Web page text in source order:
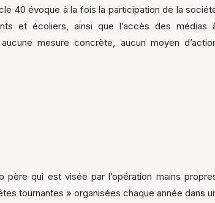
40 évoque à la fois la participation de la
et écoliers, ainsi que l’accès des médias
mesure concrète, aucun moyen
père qui est visée par l’opération mains
tournantes » organisées chaque année dans